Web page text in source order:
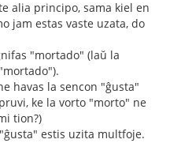
alia principo, sama kiel en
jam estas vaste uzata, do
"mortado" (laŭ la
havas la sencon "ĝusta"
ke la vorto "morto" ne
tion?)
estis uzita multfoje.